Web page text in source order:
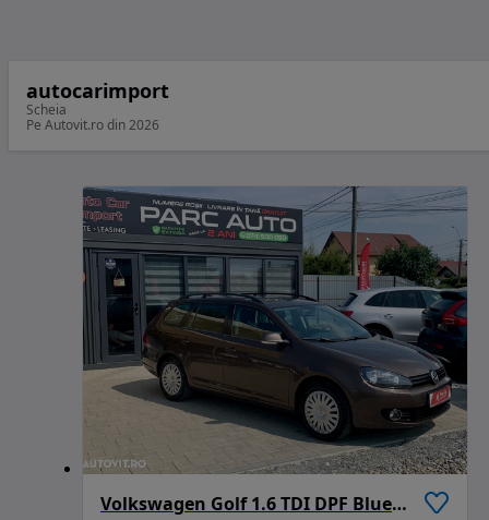
autocarimport
Scheia
Pe Autovit.ro din 2026
Volkswagen Golf 1.6 TDI DPF BlueMotion Technology Highline